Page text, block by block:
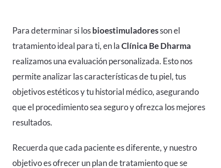
Para determinar si losbioestimuladoresson el
tratamiento ideal para ti, en laClínica Be Dharma
realizamos una evaluación personalizada. Esto nos
permite analizar las características de tu piel, tus
objetivos estéticos y tu historial médico, asegurando
que el procedimiento sea seguro y ofrezca los mejores
resultados.
Recuerda que cada paciente es diferente, y nuestro
objetivo es ofrecer un plan de tratamiento que se